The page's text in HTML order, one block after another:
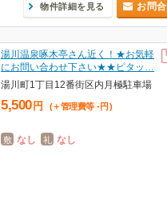
物件詳細を見る お問
湯川温泉啄木亭さん近く！★お気軽
にお問い合わせ下さい★★ピタッ…
湯川町1丁目12番街区内月極駐車場
5,500 円 (＋管理費等 - 円 )
敷 なし 礼 なし